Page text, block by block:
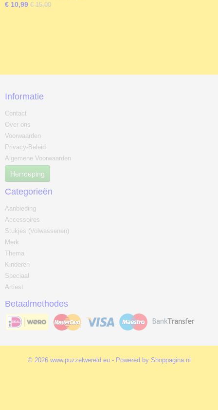
€ 10,99 € 15,00
Informatie
Contact
Over ons
Voorwaarden
Privacy-Beleid
Algemene Voorwaarden
Herroeping
Categorieën
Aanbieding
Accessoires
Stukjes (Volwassenen)
Merk
Thema
Kinderen
Speciaal
Artiest
Betaalmethodes
© 2026 www.puzzelwereld.eu - Powered by Shoppagina.nl